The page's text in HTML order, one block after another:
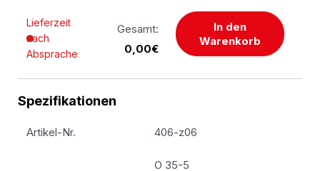
Lieferzeit
nach
Absprache
Gesamt:
0,00€
In den
Warenkorb
Spezifikationen
Artikel-Nr. 406-z06
O 35-5